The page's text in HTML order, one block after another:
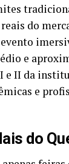
do
e
e II da
e
do